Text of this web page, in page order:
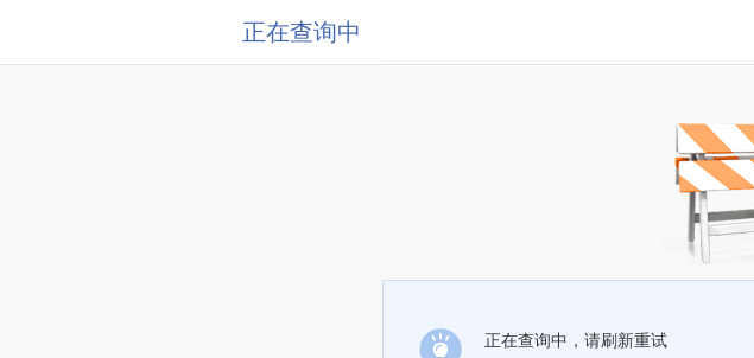
正在查询中
正在查询中，请刷新重试